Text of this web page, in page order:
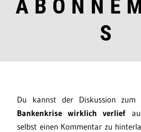
S
Du kannst der Diskussion
Bankenkrise wirklich verlief
selbst einen Kommentar zu